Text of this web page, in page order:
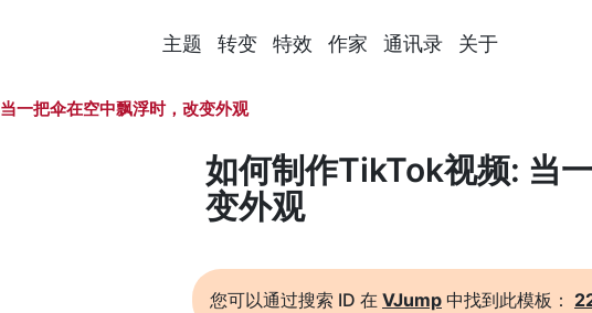
主题 转变 特效 作家 通讯录 关于
当一把伞在空中飘浮时，改变外观
如何制作TikTok视频: 当
变外观
您可以通过搜索 ID 在 VJump 中找到此模板：